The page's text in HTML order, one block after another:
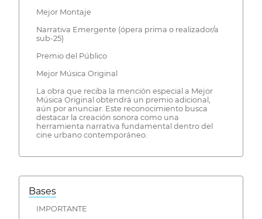
Mejor Montaje
Narrativa Emergente (ópera prima o realizador/a
sub-25)
Premio del Público
Mejor Música Original
La obra que reciba la mención especial a Mejor
Música Original obtendrá un premio adicional,
aún por anunciar. Este reconocimiento busca
destacar la creación sonora como una
herramienta narrativa fundamental dentro del
cine urbano contemporáneo.
Bases
IMPORTANTE